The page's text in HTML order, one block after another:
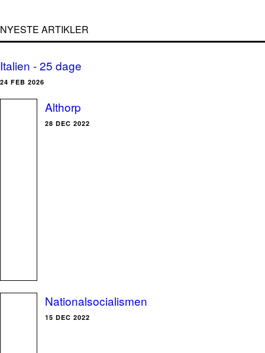
NYESTE ARTIKLER
Italien - 25 dage
24 FEB 2026
Althorp
28 DEC 2022
Nationalsocialismen
15 DEC 2022